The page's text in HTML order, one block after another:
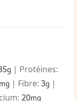
g | Protéines:
mg | Fibre: 3g |
20mg